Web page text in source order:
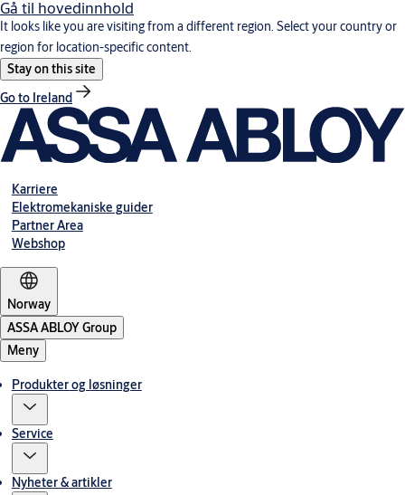
Gå til hovedinnhold
It looks like you are visiting from a different region. Select your country or
region for location-specific content.
Stay on this site
Go to Ireland
Karriere
Elektromekaniske guider
Partner Area
Webshop
Norway
ASSA ABLOY Group
Meny
Produkter og løsninger
Service
Nyheter & artikler